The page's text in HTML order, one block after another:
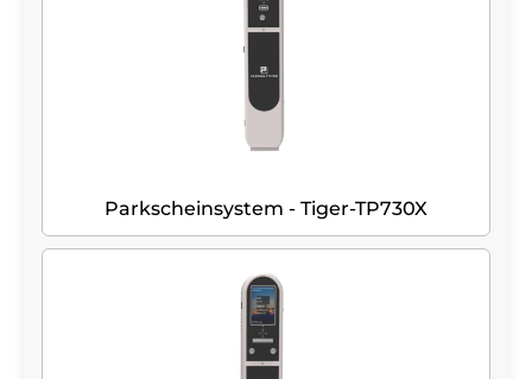
Parkscheinsystem - Tiger-TP730X